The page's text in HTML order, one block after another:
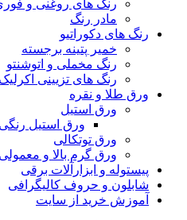
رنگ‌ های روغنی و
مادر رنگ
رنگ های دکوراتیو
خمیر پتینه برجسته
رنگ مخملی و اتوشنتو
رنگ های تزیینی اکرلیک
ورق طلا و نقره
ورق استیل
ورق استیل رنگی
ورق توتکالی
ورق گرم بالا و معمولی
پیستوله و ابزارآلات برقی
شابلون و حروف کالیگرافی
آموزش خرید از سایت